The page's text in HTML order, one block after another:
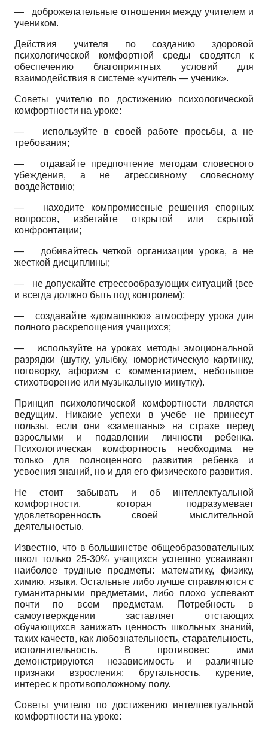
— доброжелательные отношения между учителем и
учеником.
Действия учителя по созданию здоровой
психологической комфортной среды сводятся к
обеспечению благоприятных условий для
взаимодействия в системе «учитель — ученик».
Советы учителю по достижению психологической
комфортности на уроке:
— используйте в своей работе просьбы, а не
требования;
— отдавайте предпочтение методам словесного
убеждения, а не агрессивному словесному
воздействию;
— находите компромиссные решения спорных
вопросов, избегайте открытой или скрытой
конфронтации;
— добивайтесь четкой организации урока, а не
жесткой дисциплины;
— не допускайте стрессообразующих ситуаций (все
и всегда должно быть под контролем);
—создавайте «домашнюю» атмосферу урока для
полного раскрепощения учащихся;
— используйте на уроках методы эмоциональной
разрядки (шутку, улыбку, юмористическую картинку,
поговорку, афоризм с комментарием, небольшое
стихотворение или музыкальную минутку).
Принцип психологической комфортности является
ведущим. Никакие успехи в учебе не принесут
пользы, если они «замешаны» на страхе перед
взрослыми и подавлении личности ребенка.
Психологическая комфортность необходима не
только для полноценного развития ребенка и
усвоения знаний, но и для его физического развития.
Не стоит забывать и об интеллектуальной
комфортности, которая подразумевает
удовлетворенность своей мыслительной
деятельностью.
Известно, что в большинстве общеобразовательных
школ только 25-30% учащихся успешно усваивают
наиболее трудные предметы: математику, физику,
химию, языки. Остальные либо лучше справляются с
гуманитарными предметами, либо плохо успевают
почти по всем предметам. Потребность в
самоутверждении заставляет отстающих
обучающихся занижать ценность школьных знаний,
таких качеств, как любознательность, старательность,
исполнительность. В противовес ими
демонстрируются независимость и различные
признаки взросления: брутальность, курение,
интерес к противоположному полу.
Советы учителю по достижению интеллектуальной
комфортности на уроке: